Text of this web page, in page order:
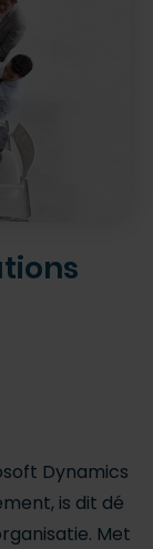
Dynamics
is dit dé
Met